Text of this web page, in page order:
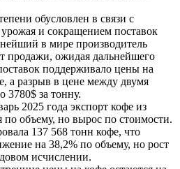
обусловлен в связи с
и сокращением поставок
в мире производитель
продажи, ожидая дальнейшего
поддерживало цены на
а разрыв в цене между двумя
3780$ за тонну.
2025 года экспорт кофе из
по объему, но вырос по стоимости.
137 568 тонн кофе, что
на 38,2% по объему, но рост
исчислении.